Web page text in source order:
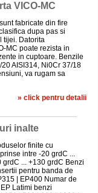
VICO-MC
fabricate din fire
dupa pas si
tijei. Datorita
MC poate rezista in
in cuptoare. Benzile
AISI314, Ni0Cr 37/18
va rugam sa
» click pentru detalii
inalte
finite cu
intre -20 grdC ...
... +130 grdC Benzi
pentru banda de
| EP400 Numar de
Latimi benzi